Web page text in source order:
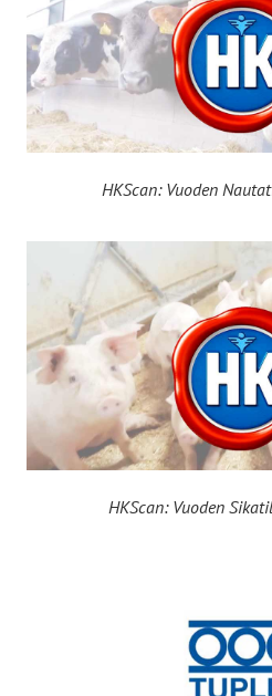
HKScan: Vuoden
HKScan: Vuoden